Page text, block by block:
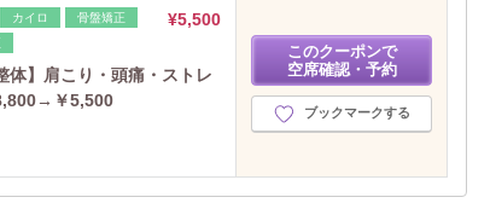
カイロ
骨盤矯正
¥5,500
体】肩こり・頭痛・ストレ
￥5,500
このクーポンで
空席確認・予約
ブックマークする